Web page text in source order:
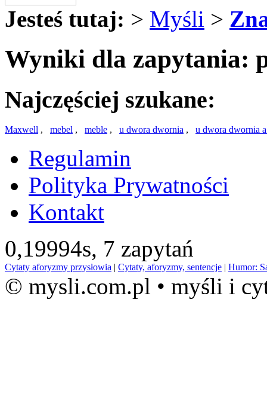
Jesteś tutaj: > Myśli >
Wyniki dla zapytania:
Najczęściej szukane:
Maxwell , mebel , meble , u dwora dwornia , u dwora dwornia
Regulamin
Polityka Prywatności
Kontakt
0,19994s, 7 zapytań
Cytaty aforyzmy przysłowia | Cytaty, aforyzmy, sentencje | Humor:
© mysli.com.pl • myśli i